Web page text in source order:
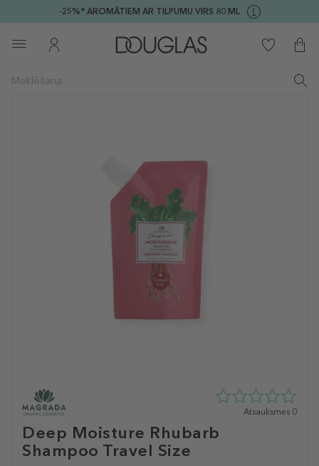
-25%* AROMĀTIEM AR TILPUMU VIRS 80 ML
Deep Moisture Rhubarb
Shampoo Travel Size
0
Atsauksmes 0